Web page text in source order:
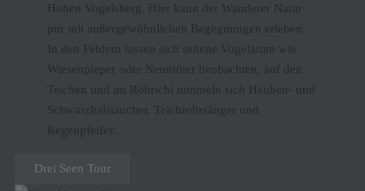
Hohen Vogelsberg. Hier kann der Wanderer Natur
pur mit außergewöhnlichen Begegnungen erleben:
In den Feldern lassen sich seltene Vogelarten wie
Wiesenpieper oder Neuntöter beobachten, auf den
Teichen und im Röhricht tummeln sich Hauben- und
Schwarzhalstaucher, Teichrohrsänger und
Regenpfeifer.
Drei Seen Tour